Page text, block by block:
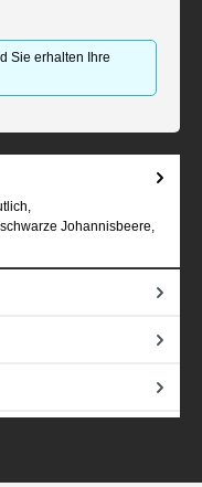
Sie erhalten Ihre
Johannisbeere,